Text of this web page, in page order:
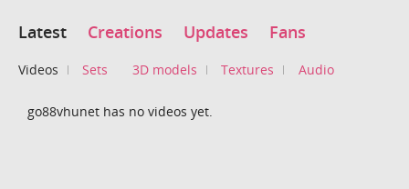
Latest Creations Updates Fans
Videos Sets 3D models Textures Audio
go88vhunet has no videos yet.